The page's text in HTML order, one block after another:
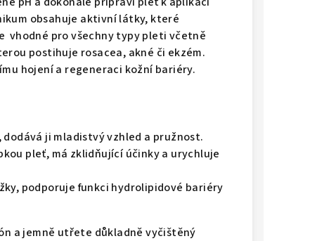
obsahuje aktivní látky, které
vhodné pro všechny typy pleti včetně
postihuje rosacea, akné či ekzém.
hojení a regeneraci kožní bariéry.
ji mladistvý vzhled a pružnost.
pleť, má zklidňující účinky a urychluje
podporuje funkci hydrolipidové bariéry
a jemně utřete důkladně vyčištěný